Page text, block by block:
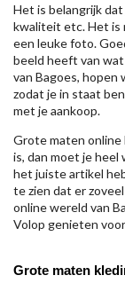
Het is belangrijk
kwaliteit etc. Het is
een leuke foto.
beeld heeft van wat
van Bagoes, hopen
zodat je in staat
met je aankoop.
Grote maten online
is, dan moet je heel
het juiste artikel
te zien dat er
online wereld van
Volop genieten
Grote maten